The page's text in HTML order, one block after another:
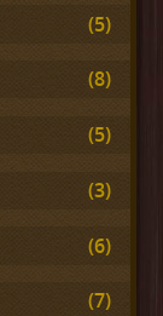
(5)
(8)
(5)
(3)
(6)
(7)